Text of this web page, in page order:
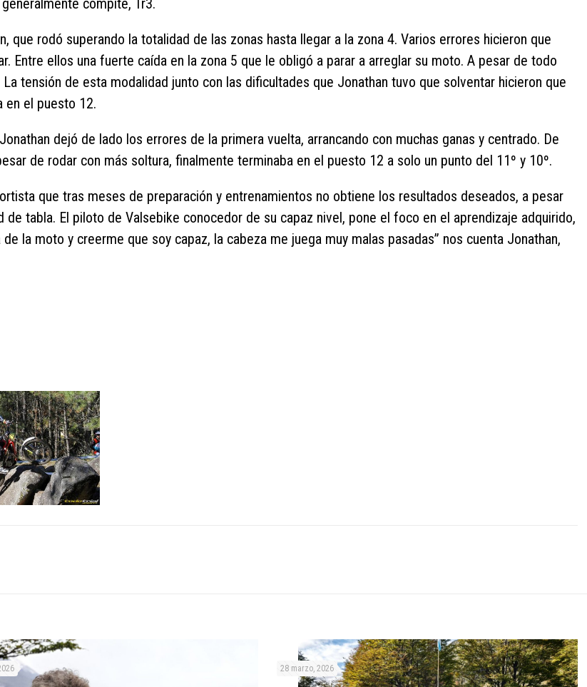
compite, Tr3.
que rodó superando la totalidad de las zonas hasta llegar a la zona 4. Varios errores hicieron que
Entre ellos una fuerte caída en la zona 5 que le obligó a parar a arreglar su moto. A pesar de todo
tensión de esta modalidad junto con las dificultades que Jonathan tuvo que solventar hicieron que
en el puesto 12.
dejó de lado los errores de la primera vuelta, arrancando con muchas ganas y centrado. De
de rodar con más soltura, finalmente terminaba en el puesto 12 a solo un punto del 11º y 10º.
que tras meses de preparación y entrenamientos no obtiene los resultados deseados, a pesar
tabla. El piloto de Valsebike conocedor de su capaz nivel, pone el foco en el aprendizaje adquirido,
la moto y creerme que soy capaz, la cabeza me juega muy malas pasadas” nos cuenta Jonathan,
28 marzo, 2026